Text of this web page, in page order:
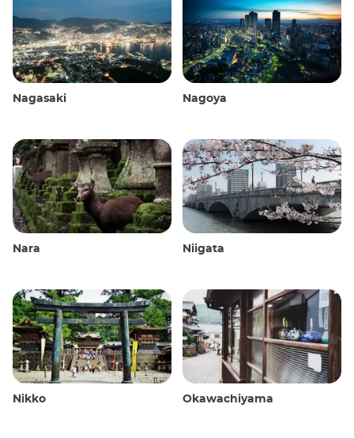
Nagasaki Nagoya
Nara Niigata
Nikko Okawachiyama